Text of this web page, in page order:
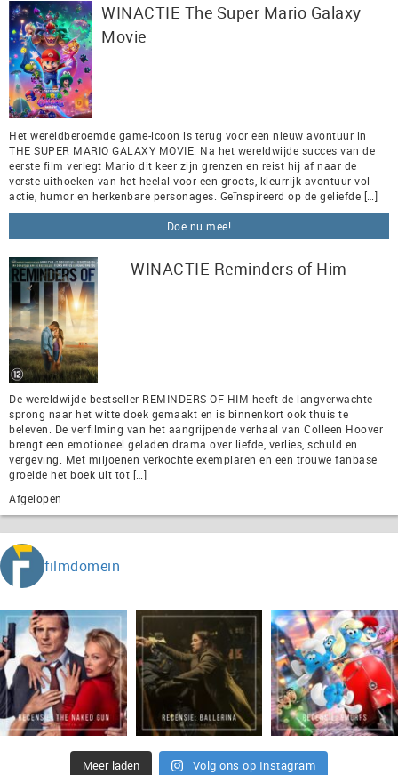
WINACTIE The Super Mario Galaxy
Movie
Het wereldberoemde game-icoon is terug voor een nieuw avontuur in
THE SUPER MARIO GALAXY MOVIE. Na het wereldwijde succes van de
eerste film verlegt Mario dit keer zijn grenzen en reist hij af naar de
verste uithoeken van het heelal voor een groots, kleurrijk avontuur vol
actie, humor en herkenbare personages. Geïnspireerd op de geliefde […]
Doe nu mee!
WINACTIE Reminders of Him
De wereldwijde bestseller REMINDERS OF HIM heeft de langverwachte
sprong naar het witte doek gemaakt en is binnenkort ook thuis te
beleven. De verfilming van het aangrijpende verhaal van Colleen Hoover
brengt een emotioneel geladen drama over liefde, verlies, schuld en
vergeving. Met miljoenen verkochte exemplaren en een trouwe fanbase
groeide het boek uit tot […]
Afgelopen
filmdomein
Meer laden Volg ons op Instagram